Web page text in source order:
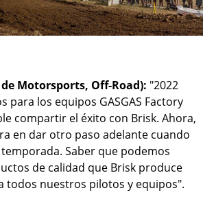
de Motorsports, Off-Road): "2022
para los equipos GASGAS Factory
compartir el éxito con Brisk. Ahora,
en dar otro paso adelante cuando
Saber que podemos
de calidad que Brisk produce
todos nuestros pilotos y equipos".